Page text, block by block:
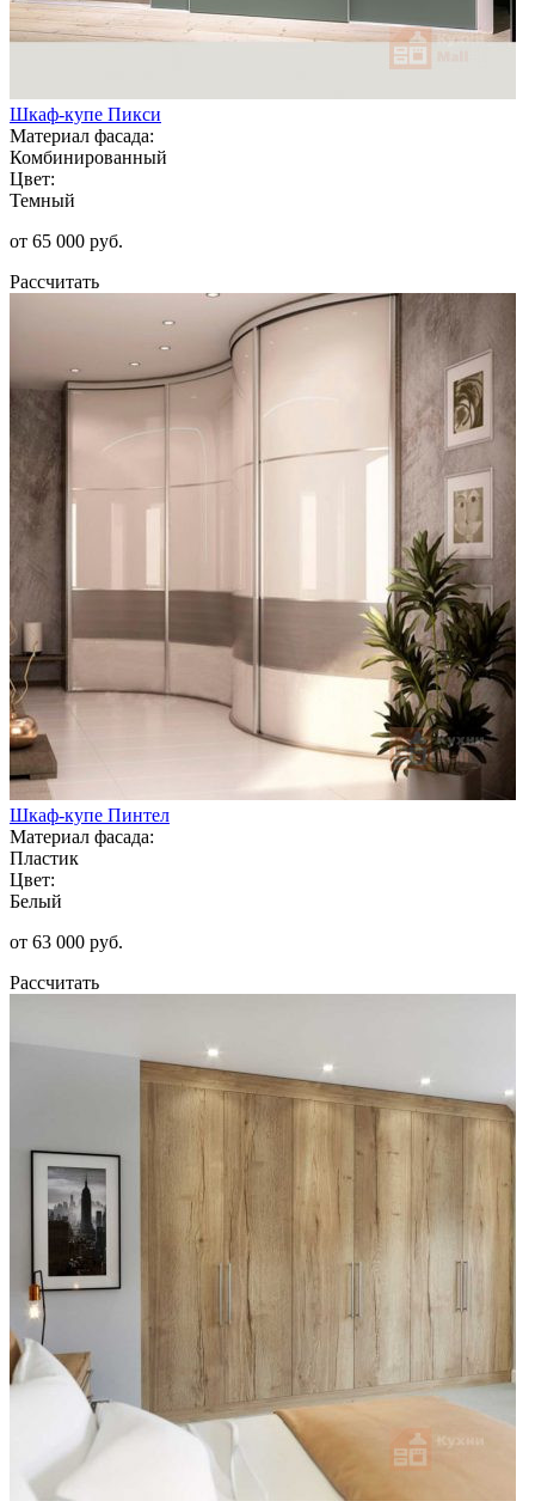
Шкаф-купе Пикси
Материал фасада:
Комбинированный
Цвет:
Темный
от 65 000 руб.
Рассчитать
Шкаф-купе Пинтел
Материал фасада:
Пластик
Цвет:
Белый
от 63 000 руб.
Рассчитать